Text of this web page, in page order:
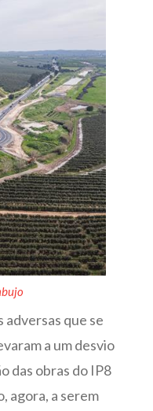
que se
a um desvio
das obras do IP8
agora, a serem